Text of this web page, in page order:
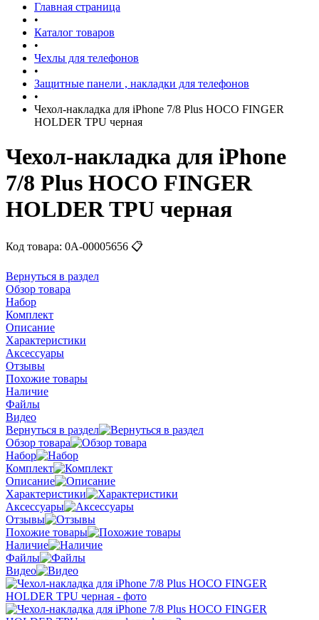
Главная страница
•
Каталог товаров
•
Чехлы для телефонов
•
Защитные панели , накладки для телефонов
•
Чехол-накладка для iPhone 7/8 Plus HOCO FINGER
HOLDER TPU черная
Чехол-накладка для iPhone
7/8 Plus HOCO FINGER
HOLDER TPU черная
Код товара: 0А-00005656 📋
Вернуться в раздел
Обзор товара
Набор
Комплект
Описание
Характеристики
Аксессуары
Отзывы
Похожие товары
Наличие
Файлы
Видео
Вернуться в раздел
Обзор товара
Набор
Комплект
Описание
Характеристики
Аксессуары
Отзывы
Похожие товары
Наличие
Файлы
Видео